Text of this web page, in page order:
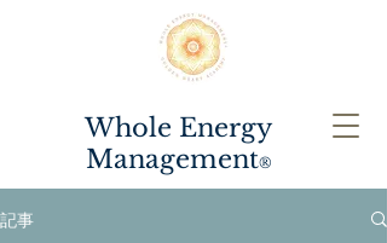
Whole Energy
Management®️
記事